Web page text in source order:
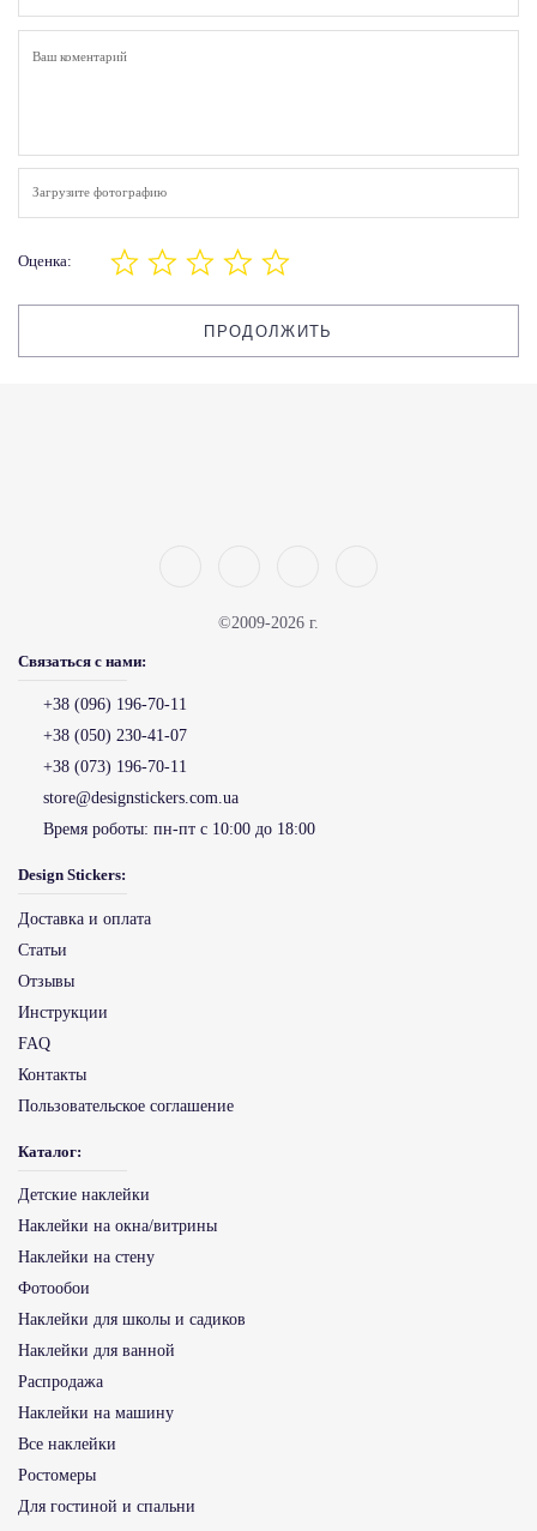
Загрузите фотографию
Оценка:
ПРОДОЛЖИТЬ
©2009-2026 г.
Связаться с нами:
+38 (096) 196-70-11
+38 (050) 230-41-07
+38 (073) 196-70-11
store@designstickers.com.ua
Время роботы: пн-пт с 10:00 до 18:00
Design Stickers:
Доставка и оплата
Статьи
Отзывы
Инструкции
FAQ
Контакты
Пользовательское соглашение
Каталог:
Детские наклейки
Наклейки на окна/витрины
Наклейки на стену
Фотообои
Наклейки для школы и садиков
Наклейки для ванной
Распродажа
Наклейки на машину
Все наклейки
Ростомеры
Для гостиной и спальни